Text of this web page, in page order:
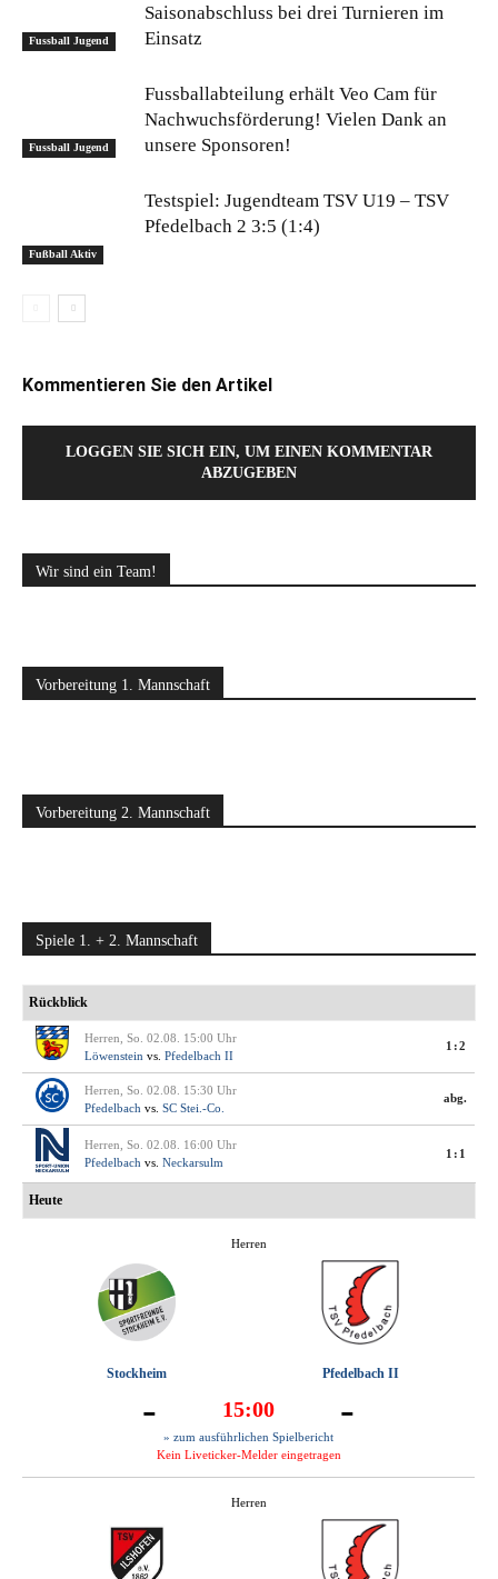
Fussball Jugend
Saisonabschluss bei drei Turnieren im
Einsatz
Fussball Jugend
Fussballabteilung erhält Veo Cam für
Nachwuchsförderung! Vielen Dank an
unsere Sponsoren!
Fußball Aktiv
Testspiel: Jugendteam TSV U19 – TSV
Pfedelbach 2 3:5 (1:4)
Kommentieren Sie den Artikel
LOGGEN SIE SICH EIN, UM EINEN KOMMENTAR
ABZUGEBEN
Wir sind ein Team!
Vorbereitung 1. Mannschaft
Vorbereitung 2. Mannschaft
Spiele 1. + 2. Mannschaft
Rückblick
Herren, So. 02.08. 15:00 Uhr
Löwenstein vs. Pfedelbach II
1:2
Herren, So. 02.08. 15:30 Uhr
Pfedelbach vs. SC Stei.-Co.
abg.
Herren, So. 02.08. 16:00 Uhr
Pfedelbach vs. Neckarsulm
1:1
Heute
Herren
Stockheim Pfedelbach II
- 15:00 -
» zum ausführlichen Spielbericht
Kein Liveticker-Melder eingetragen
Herren